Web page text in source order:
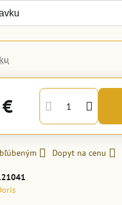
Dopyt na cenu